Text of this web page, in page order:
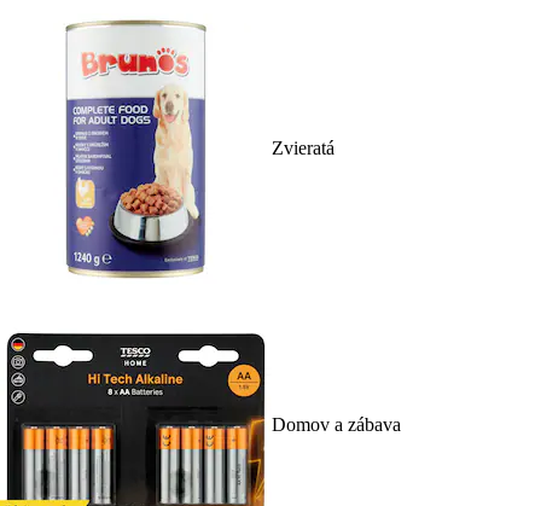
Zvieratá
Domov a zábava